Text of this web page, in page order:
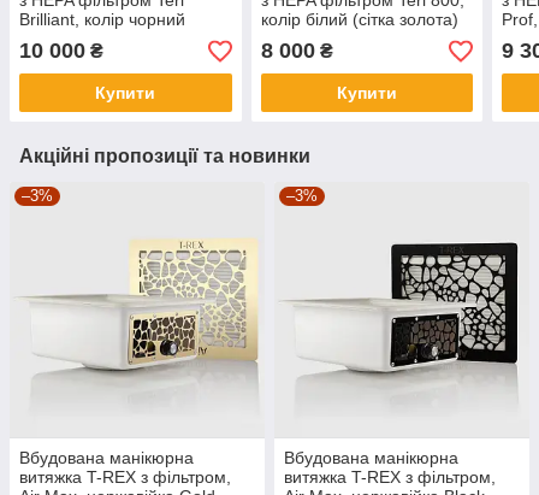
Brilliant, колір чорний
(сітка чорна)
10 000 ₴
Купити
колір білий (сітка золота)
8 000₴
Купити
Prof,
9
Акційні пропозиції та новинки
–3%
Вбудована манікюрна
витяжка T-REX з фільтром,
–3%
Вбудована манікюрна
витяжка T-REX з фільтром,